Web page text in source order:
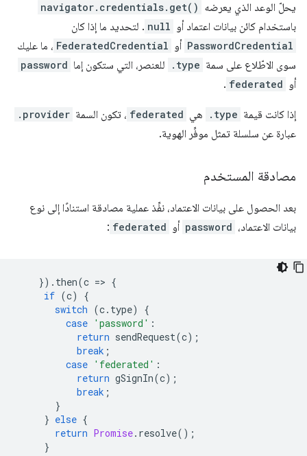
يحلّ الوعد الذي يعرضه navigator.credentials.get()
باستخدام كائن بيانات اعتماد أو null . لتحديد ما إذا كان
PasswordCredential أو FederatedCredential ، ما عليك
سوى الاطّلاع على سمة .type للعنصر، التي ستكون إما password
أو federated
.
إذا كانت قيمة .type هي federated ، تكون السمة .provider
عبارة عن سلسلة تمثل موفِّر الهوية.
مصادقة المستخدم
بعد الحصول على بيانات الاعتماد، نفِّذ عملية مصادقة استنادًا إلى نوع
بيانات الاعتماد، password أو federated
:
}). then(c => {
if (c)
{
switch (c. type)
{
case 'password' :
return sendRequest(c);
break ;
case 'federated' :
return gSignIn(c);
break ;
}
} else {
return Promise. resolve();
}